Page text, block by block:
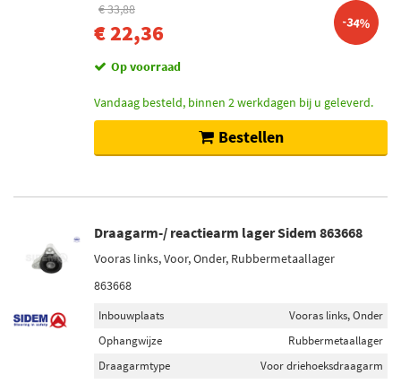
€ 33,88
€ 22,36 -34%
Op voorraad
Vandaag besteld, binnen 2 werkdagen bij u geleverd.
Bestellen
Draagarm-/ reactiearm lager Sidem 863668
Vooras links, Voor, Onder, Rubbermetaallager
863668
Inbouwplaats
Vooras links, Onder
Ophangwijze
Rubbermetaallager
Draagarmtype
Voor driehoeksdraagarm